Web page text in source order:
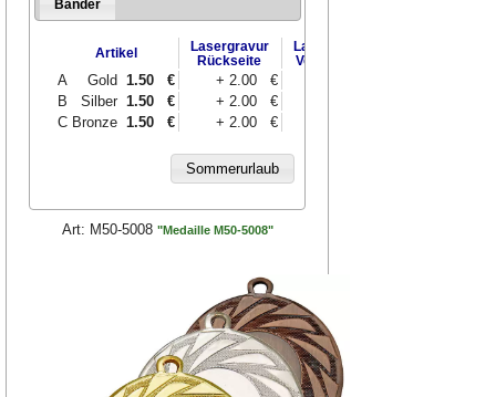
Bänder
Artikel
Lasergravur
Rückseite
Lasergravur
Vorderseite
A Gold 1.50 € + 2.00 €
B
Silber 1.50 € + 2.00 €
C Bronze 1.50 € + 2.00 €
Art: M50-5008 "Medaille M50-5008"